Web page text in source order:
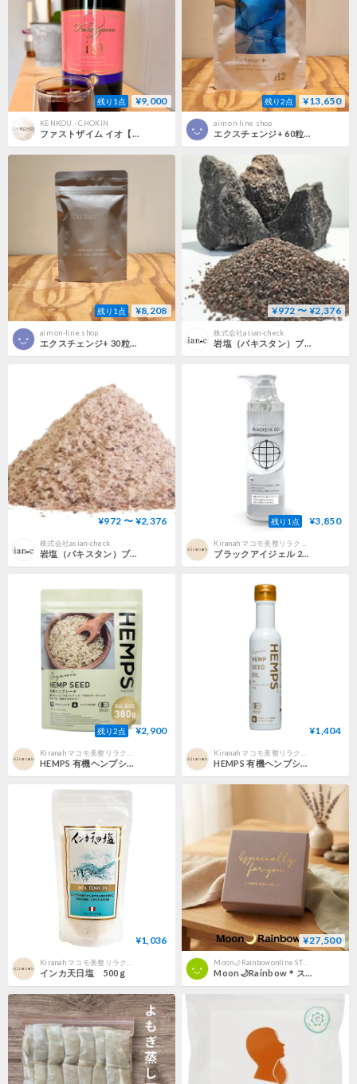
残り1点 ¥9,000
KENKOU - CHOKIN
ファストザイム イオ【酵素ドリンク】720ml
残り2点 ¥13,650
aim on-line shop
エクスチェンジ+ 60粒（水素・馬プラセンタ・乳酸菌・フルボ酸）
残り1点 ¥8,208
aim on-line shop
エクスチェンジ+ 30粒（水素・馬プラセンタ・乳酸菌・フルボ酸）
¥972 〜 ¥2,376
株式会社asian-check
岩塩（パキスタン）ブラックダイヤ 粒タイプ（100ｇ 350ｇ）｜日本国内での洗浄・粉砕・袋詰めが手作業
¥972 〜 ¥2,376
株式会社asian-check
岩塩（パキスタン）ブラックダイヤ パウダータイプ（100ｇ 350ｇ）｜日本国内での洗浄・粉砕・袋詰めが手作業
残り1点 ¥3,850
ブラックアイジェル 200g
残り2点 ¥2,900
HEMPS 有機ヘンプシード 380g
¥1,404
HEMPS 有機ヘンプシードオイル 130g
¥1,036
Kiranah マコモ美整リラクゼーションサロン
インカ天日塩 500ｇ
¥27,500
Moon🌙Rainbowonline STORE
Moon🌙Rainbow＊スピリチュアルメンテナンスセット